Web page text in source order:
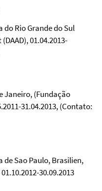
Rio Grande do Sul
01.04.2013-
Janeiro, (Fundação
31.04.2013, (Contato:
Sao Paulo, Brasilien,
30.09.2013